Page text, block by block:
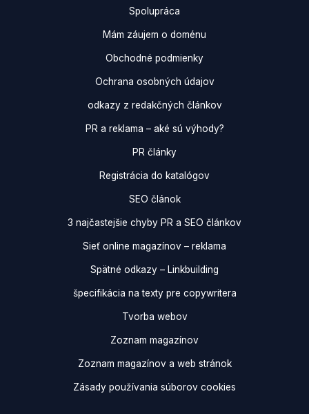
Spolupráca
Mám záujem o doménu
Obchodné podmienky
Ochrana osobných údajov
odkazy z redakčných článkov
PR a reklama – aké sú výhody?
PR články
Registrácia do katalógov
SEO článok
3 najčastejšie chyby PR a SEO článkov
Sieť online magazínov – reklama
Spätné odkazy – Linkbuilding
špecifikácia na texty pre copywritera
Tvorba webov
Zoznam magazínov
Zoznam magazínov a web stránok
Zásady používania súborov cookies